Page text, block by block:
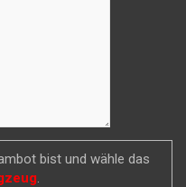
bist und wähle das
.